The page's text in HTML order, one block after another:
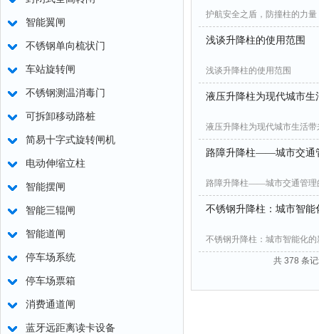
智能翼闸
不锈钢单向梳状门
车站旋转闸
不锈钢测温消毒门
可拆卸移动路桩
简易十字式旋转闸机
电动伸缩立柱
智能摆闸
智能三辊闸
智能道闸
停车场系统
停车场票箱
消费通道闸
蓝牙远距离读卡设备
护航安全之盾，防撞柱的力量
浅谈升降柱的使用范围
浅谈升降柱的使用范围
液压升降柱为现代城市生
液压升降柱为现代城市生活带
路障升降柱——城市交通
路障升降柱——城市交通管理
不锈钢升降柱：城市智能
不锈钢升降柱：城市智能化的
共 378 条